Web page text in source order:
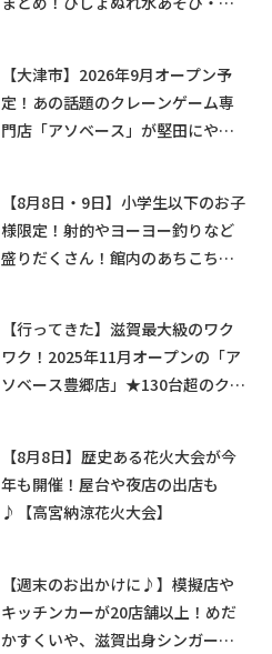
【大津市】2026年9月オープン予
定！あの話題のクレーンゲーム専
門店「アソベース」が堅田にやっ
【8月8日・9日】小学生以下のお子
様限定！射的やヨーヨー釣りなど
盛りだくさん！館内のあちこちに
【行ってきた】滋賀最大級のワク
ワク！2025年11月オープンの「ア
ソベース豊郷店」★130台超のクレ
【8月8日】歴史ある花火大会が今
年も開催！屋台や夜店の出店も
♪【高宮納涼花火大会】
【週末のお出かけに♪】模擬店や
キッチンカーが20店舗以上！めだ
かすくいや、滋賀出身シンガーソ